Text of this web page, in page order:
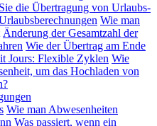
die Übertragung von Urlaubs-
Wie man
Änderung der Gesamtzahl der
Wie der Übertrag am Ende
Jours: Flexible Zyklen Wie
um das Hochladen von
Wie man Abwesenheiten
Was passiert, wenn ein